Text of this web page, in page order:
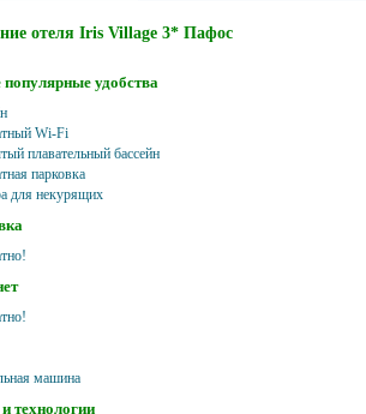
отеля Iris Village 3* Пафос
удобства
Wi-Fi
плавательный бассейн
парковка
для некурящих
машина
технологии